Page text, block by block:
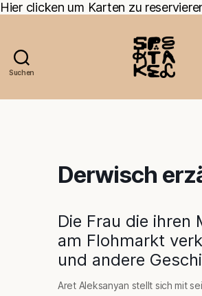
Hier clicken um Karten zu
Suchen
Derwisch
Die Frau die ihren
am Flohmarkt
und andere
Aret Aleksanyan stellt sich mit